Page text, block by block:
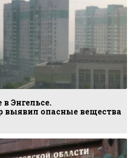
Энгельсе.
выявил опасные вещества